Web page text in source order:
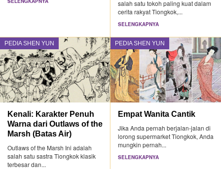
salah satu tokoh paling kuat dalam
cerita rakyat Tiongkok,...
SELENGKAPNYA
PEDIA SHEN YUN
Kenali: Karakter Penuh
Warna dari Outlaws of the
Marsh (Batas Air)
Outlaws of the Marsh Ini adalah
salah satu sastra Tiongkok klasik
terbesar dan...
PEDIA SHEN YUN
Empat Wanita Cantik
Jika Anda pernah berjalan-jalan di
lorong supermarket Tiongkok, Anda
mungkin pernah...
SELENGKAPNYA